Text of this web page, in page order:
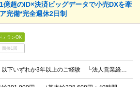
億超のID×決済ビッグデータで小売DXを牽
完備*完全週休2日制
テランOK
面接1回
・以下いずれか3年以上のご経験 └法人営業経験（小売店への法人営業経験尚可） └自社他社問わず、小売店舗の売り上げ戦略や販売促進経験のある方 ・TOEIC800点以上の英語力、もしくは入社後2年間